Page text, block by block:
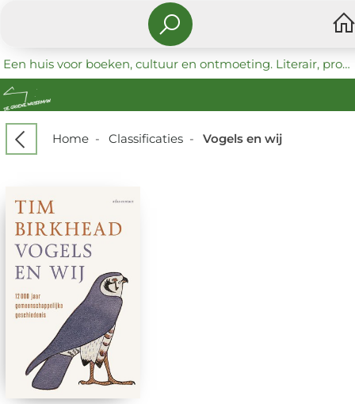
Een huis voor boeken, cultuur en ontmoeting. Literair, progressief en coöperatief.
Home- Classificaties- Vogels en wij